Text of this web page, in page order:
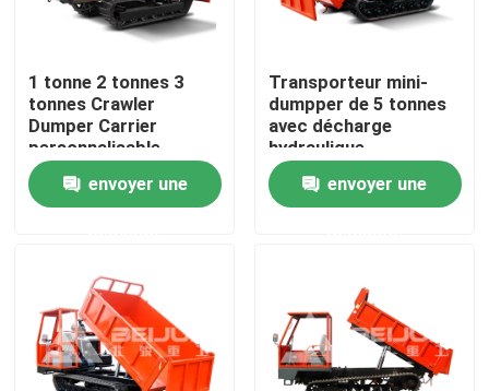
Camion à benne basculante au fond
Camion d'extraction au fond
Camion à déchargeuse
Ascenseur à ciseaux à roue
1 tonne 2 tonnes 3
tonnes Crawler
Dumper Carrier
personnalisable
Portable Diesel À
vendre envoyer une
Transporteur mini-
dumpper de 5 tonnes
avec décharge
hydraulique
envoyer une